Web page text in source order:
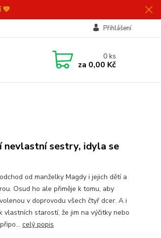
💙
Přihlášení
0ks
za 0,00 Kč
nevlastní sestry, idyla se
od manželky Magdy i jejich dětí a
Osud ho ale přiměje k tomu, aby
v doprovodu všech čtyř dcer. A i
vlastních starostí, že jim na výčitky nebo
celý popis